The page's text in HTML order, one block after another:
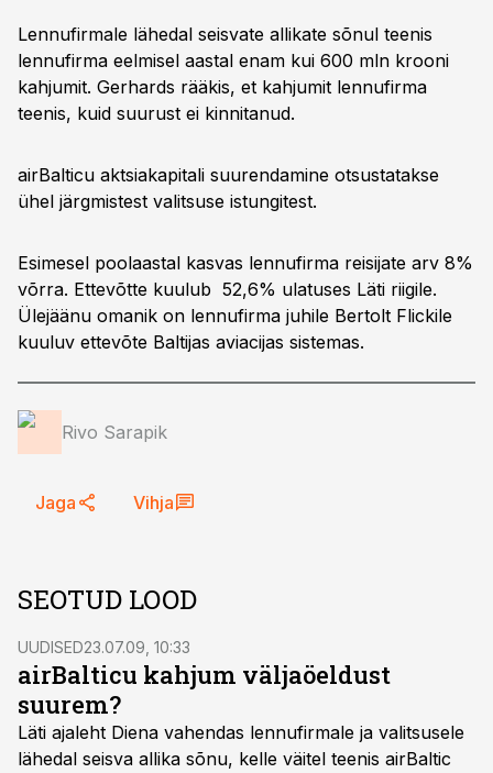
Lennufirmale lähedal seisvate allikate sõnul teenis
lennufirma eelmisel aastal enam kui 600 mln krooni
kahjumit. Gerhards rääkis, et kahjumit lennufirma
teenis, kuid suurust ei kinnitanud.
airBalticu aktsiakapitali suurendamine otsustatakse
ühel järgmistest valitsuse istungitest.
Esimesel poolaastal kasvas lennufirma reisijate arv 8%
võrra. Ettevõtte kuulub 52,6% ulatuses Läti riigile.
Ülejäänu omanik on lennufirma juhile Bertolt Flickile
kuuluv ettevõte Baltijas aviacijas sistemas.
Rivo Sarapik
Jaga Vihja
SEOTUD LOOD
UUDISED23.07.09, 10:33
airBalticu kahjum väljaöeldust
suurem?
Läti ajaleht Diena vahendas lennufirmale ja valitsusele
lähedal seisva allika sõnu, kelle väitel teenis airBaltic